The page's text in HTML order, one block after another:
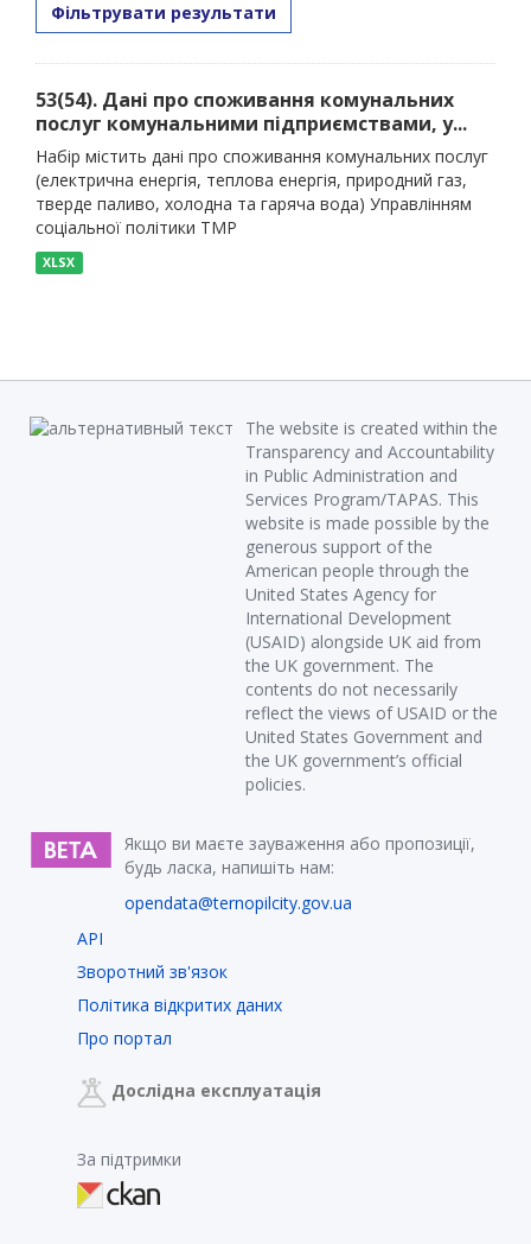
Фільтрувати результати
53(54). Дані про споживання комунальних
послуг комунальними підприємствами, у...
Набір містить дані про споживання комунальних послуг
(електрична енергія, теплова енергія, природний газ,
тверде паливо, холодна та гаряча вода) Управлінням
соціальної політики ТМР
XLSX
The website is created within the
Transparency and Accountability
in Public Administration and
Services Program/TAPAS. This
website is made possible by the
generous support of the
American people through the
United States Agency for
International Development
(USAID) alongside UK aid from
the UK government. The
contents do not necessarily
reflect the views of USAID or the
United States Government and
the UK government’s official
policies.
Якщо ви маєте зауваження або пропозиції,
будь ласка, напишіть нам:
opendata@ternopilcity.gov.ua
API
Зворотний зв'язок
Політика відкритих даних
Про портал
Дослідна експлуатація
За підтримки